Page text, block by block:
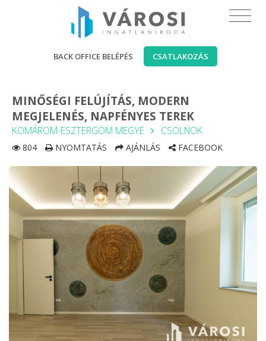
BACK OFFICE BELÉPÉS CSATLAKOZÁS
MINŐSÉGI FELÚJÍTÁS, MODERN
MEGJELENÉS, NAPFÉNYES TEREK
KOMÁROM-ESZTERGOM MEGYE CSOLNOK
804 NYOMTATÁS AJÁNLÁS FACEBOOK